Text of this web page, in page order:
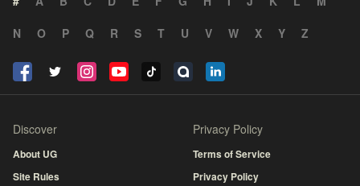
N
O P Q R S T U V W X Y Z
Discover
About UG
Site Rules
Privacy Policy
Terms of Service
Privacy Policy